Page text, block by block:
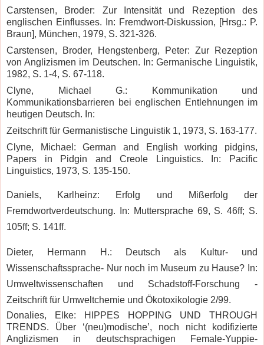
Carstensen, Broder: Zur Intensität und Rezeption des
englischen Einflusses. In: Fremdwort-Diskussion, [Hrsg.: P.
Braun], München, 1979, S. 321-326.
Carstensen, Broder, Hengstenberg, Peter: Zur Rezeption
von Anglizismen im Deutschen. In: Germanische Linguistik,
1982, S. 1-4, S. 67-118.
Clyne, Michael G.: Kommunikation und
Kommunikationsbarrieren bei englischen Entlehnungen im
heutigen Deutsch. In:
Zeitschrift für Germanistische Linguistik 1, 1973, S. 163-177.
Clyne, Michael: German and English working pidgins,
Papers in Pidgin and Creole Linguistics. In: Pacific
Linguistics, 1973, S. 135-150.
Daniels, Karlheinz: Erfolg und Mißerfolg der
Fremdwortverdeutschung. In: Muttersprache 69, S. 46ff; S.
105ff; S. 141ff.
Dieter, Hermann H.: Deutsch als Kultur- und
Wissenschaftssprache- Nur noch im Museum zu Hause? In:
Umweltwissenschaften und Schadstoff-Forschung -
Zeitschrift für Umweltchemie und Ökotoxikologie 2/99.
Donalies, Elke: HIPPES HOPPING UND THROUGH
TRENDS. Über ‘(neu)modische’, noch nicht kodifizierte
Anglizismen in deutschsprachigen Female-Yuppie-